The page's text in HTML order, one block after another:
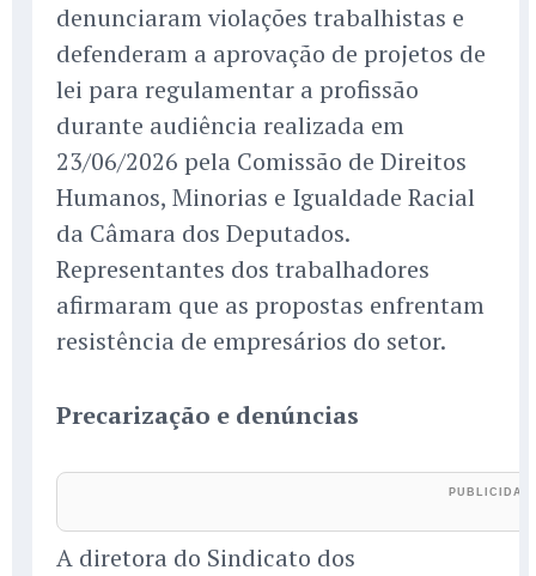
denunciaram violações trabalhistas e
defenderam a aprovação de projetos de
lei para regulamentar a profissão
durante audiência realizada em
23/06/2026 pela Comissão de Direitos
Humanos, Minorias e Igualdade Racial
da Câmara dos Deputados.
Representantes dos trabalhadores
afirmaram que as propostas enfrentam
resistência de empresários do setor.
Precarização e denúncias
A diretora do Sindicato dos